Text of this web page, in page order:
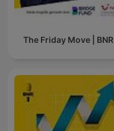
The Friday Move | BNR